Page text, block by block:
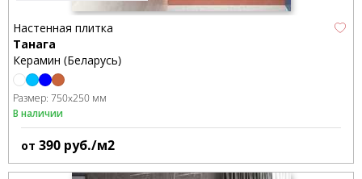
Настенная плитка
Танага
Керамин (Беларусь)
Размер: 750x250 мм
В наличии
от 390 руб./м2